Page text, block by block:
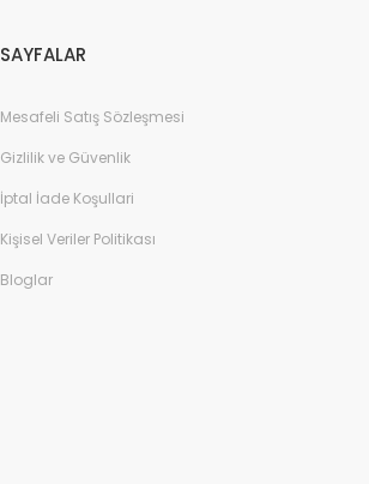
SAYFALAR
Mesafeli Satış Sözleşmesi
Gizlilik ve Güvenlik
İptal İade Koşullari
Kişisel Veriler Politikası
Bloglar